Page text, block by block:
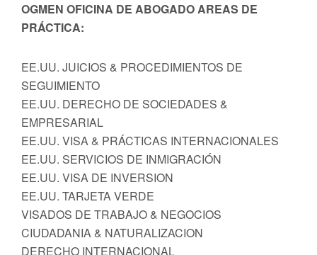
OGMEN OFICINA DE ABOGADO AREAS DE
PRÁCTICA:
EE.UU. JUICIOS & PROCEDIMIENTOS DE
SEGUIMIENTO
EE.UU. DERECHO DE SOCIEDADES &
EMPRESARIAL
EE.UU. VISA & PRÁCTICAS INTERNACIONALES
EE.UU. SERVICIOS DE INMIGRACIÓN
EE.UU. VISA DE INVERSION
EE.UU. TARJETA VERDE
VISADOS DE TRABAJO & NEGOCIOS
CIUDADANIA & NATURALIZACION
DERECHO INTERNACIONAL